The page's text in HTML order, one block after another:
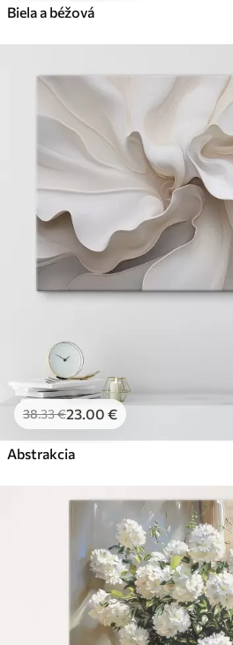
Biela a béžová
38.33€23.00 €
Abstrakcia